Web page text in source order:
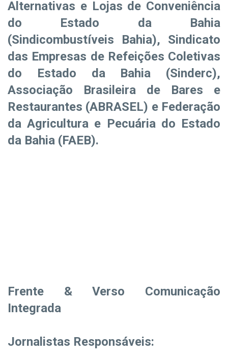
Alternativas e Lojas de Conveniência
do Estado da Bahia
(Sindicombustíveis Bahia), Sindicato
das Empresas de Refeições Coletivas
do Estado da Bahia (Sinderc),
Associação Brasileira de Bares e
Restaurantes (ABRASEL) e Federação
da Agricultura e Pecuária do Estado
da Bahia (FAEB).
Frente & Verso Comunicação
Integrada
Jornalistas Responsáveis: